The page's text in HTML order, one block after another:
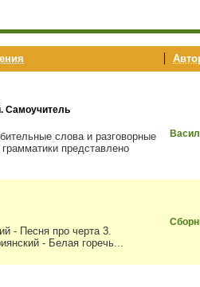
Самоучитель
слова и разговорные
представлено
- Песня про черта 3.
- Белая горечь...